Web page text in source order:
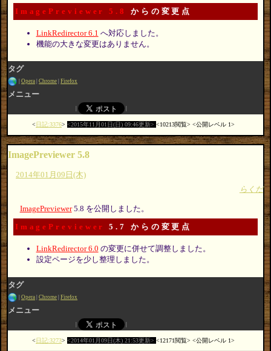
ImagePreviewer 5.8 からの変更点
LinkRedirector 6.1 へ対応しました。
機能の大きな変更はありません。
タグ
Opera Chrome Firefox
メニュー
日記:3376 2015年11月01日(日) 09:46更新 10213閲覧 公開レベル 1
ImagePreviewer 5.8
2014年01月09日(木)
らくだ
ImagePreviewer5.8 を公開しました。
ImagePreviewer 5.7 からの変更点
LinkRedirector 6.0 の変更に併せて調整しました。
設定ページを少し整理しました。
タグ
Opera Chrome Firefox
メニュー
日記:3273 2014年01月09日(木) 21:53更新 12171閲覧 公開レベル 1